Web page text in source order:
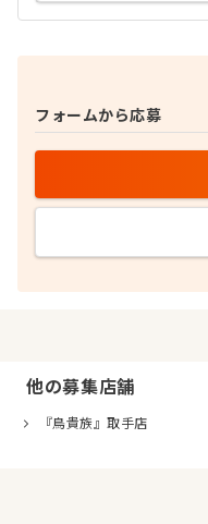
フォームから応募
他の募集店舗
『鳥貴族』取手店